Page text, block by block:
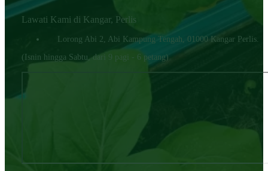
Lawati Kami di Kangar, Perlis
Lorong Abi 2, Abi Kampung Tengah, 01000 Kangar Perlis.
(Isnin hingga Sabtu, dari 9 pagi - 6 petang)